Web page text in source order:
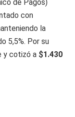
de Pagos)
con
la
5,5%. Por su
y cotizó a $1.430